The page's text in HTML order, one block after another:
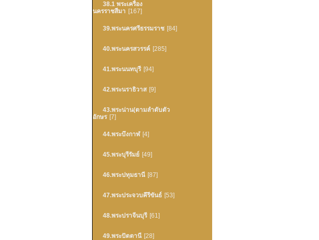
38.1 พระเครื่อง
นครราชสีมา [167]
39.พระนครศรีธรรมราช [84]
40.พระนครสวรรค์ [285]
41.พระนนทบุรี [94]
42.พระนราธิวาส [9]
43.พระน่าน(ตามลำดับตัว
อักษร [7]
44.พระบึงกาฬ [4]
45.พระบุรีรัมย์ [49]
46.พระปทุมธานี [87]
47.พระประจวบคึรีขันธ์ [53]
48.พระปราจีนบุรี [61]
49.พระปัตตานี [28]